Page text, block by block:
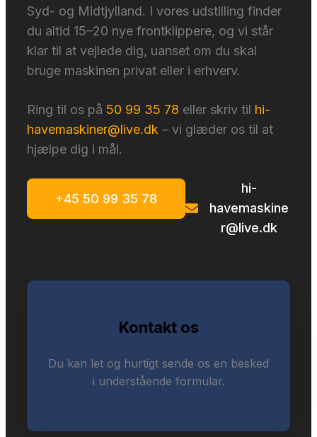
Syd- og Midtjylland. I vores udstilling finder
du altid 15–20 nye frontklippere, og vi står
klar til at vejlede dig, uanset om du skal
bruge maskinen privat eller i erhverv.
Ring til os på 50 99 35 78 eller skriv til hi-
havemaskiner@live.dk – vi glæder os til at
hjælpe dig i mål.
+45 50 99 35 78
hi-
havemaskine
r@live.dk
Kontakt os
Du kan let og hurtigt sende os en besked
i understående formular.